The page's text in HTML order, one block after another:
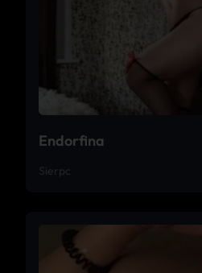
Endorfina
Sierpc